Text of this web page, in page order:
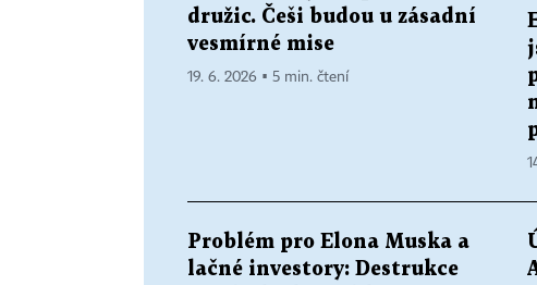
družic. Češi budou u zásadní
vesmírné mise
19. 6. 2026 ▪ 5 min. čtení
Problém pro Elona Muska a
lačné investory: Destrukce